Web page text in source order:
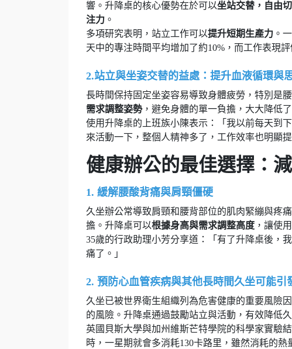
響。升降桌的核心優勢在於可以坐站交替，自由
注力 。
多項研究表明，站立工作可以提升短期生產力 。
天中的專注時間平均增加了約10%，而工作表現評
2.站立與坐姿交替的益處：提升血液循環與
長時間保持固定坐姿容易導致身體疲勞，特別是
需求調整姿勢，避免身體的單一負擔，大大降低
使用升降桌的上班族小陳表示：「我以前每天到
來活動一下，整個人精神多了，工作效率也明顯提
健康辦公的最佳選擇：
1. 緩解腰酸背痛與肩頸僵硬
久坐辦公常導致肩頸和腰背部位的肌肉緊繃與疼
擔。升降桌可以根據身高與需求調整高度 ，讓使
35歲的行政助理小芳分享道：「有了升降桌後，
痛了。」
2. 預防心血管疾病與其他長時間久坐可能引
久坐已被世界衛生組織列為危害健康的重要風險
的風險。升降桌通過鼓勵站立與活動，有效降低
英國貝斯大學與加州維斯芒特學院的科學家實驗
時，一星期就會多消耗130卡路里，雖然消耗的